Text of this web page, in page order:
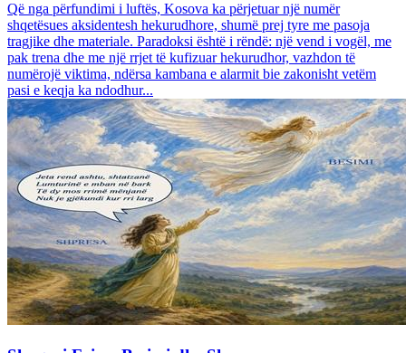
Që nga përfundimi i luftës, Kosova ka përjetuar një numër
shqetësues aksidentesh hekurudhore, shumë prej tyre me pasoja
tragjike dhe materiale. Paradoksi është i rëndë: një vend i vogël, me
pak trena dhe me një rrjet të kufizuar hekurudhor, vazhdon të
numërojë viktima, ndërsa kambana e alarmit bie zakonisht vetëm
pasi e keqja ka ndodhur...